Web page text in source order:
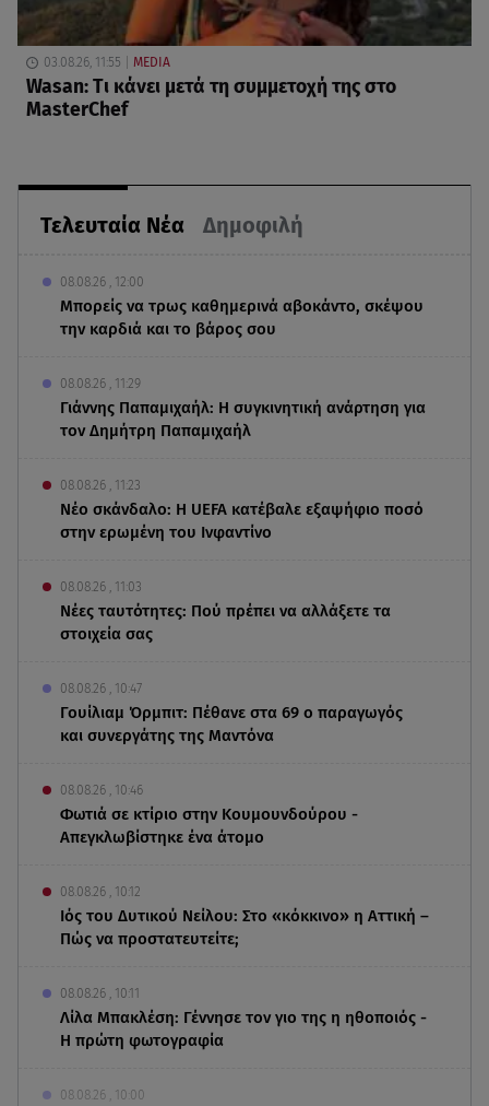
Τελευταία Νέα Δημοφιλή
08.08.26 , 12:00
Μπορείς να τρως καθημερινά αβοκάντο, σκέψου
την καρδιά και το βάρος σου
08.08.26 , 11:29
Γιάννης Παπαμιχαήλ: Η συγκινητική ανάρτηση για
τον Δημήτρη Παπαμιχαήλ
08.08.26 , 11:23
Νέο σκάνδαλο: Η UEFA κατέβαλε εξαψήφιο ποσό
στην ερωμένη του Ινφαντίνο
08.08.26 , 11:03
Νέες ταυτότητες: Πού πρέπει να αλλάξετε τα
στοιχεία σας
08.08.26 , 10:47
Γουίλιαμ Όρμπιτ: Πέθανε στα 69 ο παραγωγός
και συνεργάτης της Μαντόνα
08.08.26 , 10:46
Φωτιά σε κτίριο στην Κουμουνδούρου -
Απεγκλωβίστηκε ένα άτομο
08.08.26 , 10:12
Ιός του Δυτικού Νείλου: Στο «κόκκινο» η Αττική –
Πώς να προστατευτείτε;
08.08.26 , 10:11
Λίλα Μπακλέση: Γέννησε τον γιο της η ηθοποιός -
Η πρώτη φωτογραφία
08.08.26 , 10:00
03.08.26, 11:55 MEDIA
Wasan: Tι κάνει μετά τη συμμετοχή της στο
MasterChef